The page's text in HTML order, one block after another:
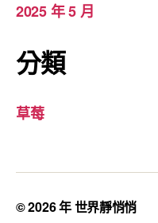
2025 年 5 月
分類
草莓
© 2026 年世界靜悄悄